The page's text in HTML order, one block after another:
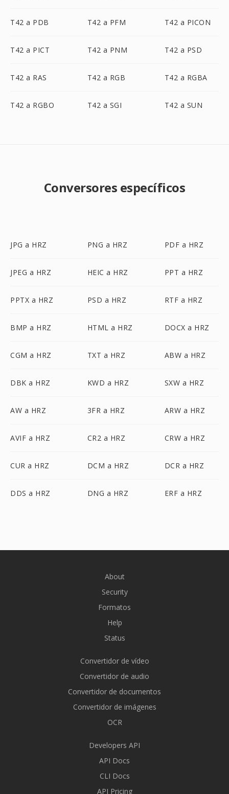
T42 a PDB T42 a PFM T42 a PICON
T42 a PICT T42 a PNM T42 a PSD
T42 a RAS T42 a RGB T42 a RGBA
T42 a RGBO T42 a SGI T42 a SUN
Conversores específicos
JPG a HRZ PNG a HRZ PDF a HRZ
JPEG a HRZ HEIC a HRZ PPT a HRZ
PPTX a HRZ PSD a HRZ RTF a HRZ
BMP a HRZ HTML a HRZ DOCX a HRZ
CGM a HRZ TXT a HRZ ABW a HRZ
DBK a HRZ KWD a HRZ SXW a HRZ
AW a HRZ 3FR a HRZ ARW a HRZ
AVIF a HRZ CR2 a HRZ CRW a HRZ
CUR a HRZ DCM a HRZ DCR a HRZ
DDS a HRZ DNG a HRZ ERF a HRZ
About
Security
Formatos
Help
Status
Convertidor de vídeo
Convertidor de audio
Convertidor de documentos
Convertidor de imágenes
OCR
Developers API
API Docs
CLI Docs
API Pricing